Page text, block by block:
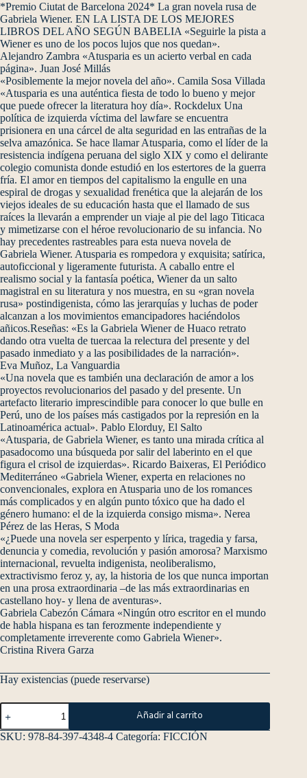
*Premio Ciutat de Barcelona 2024* La gran novela rusa de
Gabriela Wiener. EN LA LISTA DE LOS MEJORES
LIBROS DEL AÑO SEGÚN BABELIA «Seguirle la pista a
Wiener es uno de los pocos lujos que nos quedan».
Alejandro Zambra «Atusparia es un acierto verbal en cada
página». Juan José Millás
«Posiblemente la mejor novela del año». Camila Sosa Villada
«Atusparia es una auténtica fiesta de todo lo bueno y mejor
que puede ofrecer la literatura hoy día». Rockdelux Una
política de izquierda víctima del lawfare se encuentra
prisionera en una cárcel de alta seguridad en las entrañas de la
selva amazónica. Se hace llamar Atusparia, como el líder de la
resistencia indígena peruana del siglo XIX y como el delirante
colegio comunista donde estudió en los estertores de la guerra
fría. El amor en tiempos del capitalismo la engulle en una
espiral de drogas y sexualidad frenética que la alejarán de los
viejos ideales de su educación hasta que el llamado de sus
raíces la llevarán a emprender un viaje al pie del lago Titicaca
y mimetizarse con el héroe revolucionario de su infancia. No
hay precedentes rastreables para esta nueva novela de
Gabriela Wiener. Atusparia es rompedora y exquisita; satírica,
autoficcional y ligeramente futurista. A caballo entre el
realismo social y la fantasía poética, Wiener da un salto
magistral en su literatura y nos muestra, en su «gran novela
rusa» postindigenista, cómo las jerarquías y luchas de poder
alcanzan a los movimientos emancipadores haciéndolos
añicos.Reseñas: «Es la Gabriela Wiener de Huaco retrato
dando otra vuelta de tuercaa la relectura del presente y del
pasado inmediato y a las posibilidades de la narración».
Eva Muñoz, La Vanguardia
«Una novela que es también una declaración de amor a los
proyectos revolucionarios del pasado y del presente. Un
artefacto literario imprescindible para conocer lo que bulle en
Perú, uno de los países más castigados por la represión en la
Latinoamérica actual». Pablo Elorduy, El Salto
«Atusparia, de Gabriela Wiener, es tanto una mirada crítica al
pasadocomo una búsqueda por salir del laberinto en el que
figura el crisol de izquierdas». Ricardo Baixeras, El Periódico
Mediterráneo «Gabriela Wiener, experta en relaciones no
convencionales, explora en Atusparia uno de los romances
más complicados y en algún punto tóxico que ha dado el
género humano: el de la izquierda consigo misma». Nerea
Pérez de las Heras, S Moda
«¿Puede una novela ser esperpento y lírica, tragedia y farsa,
denuncia y comedia, revolución y pasión amorosa? Marxismo
internacional, revuelta indigenista, neoliberalismo,
extractivismo feroz y, ay, la historia de los que nunca importan
en una prosa extraordinaria –de las más extraordinarias en
castellano hoy- y llena de aventuras».
Gabriela Cabezón Cámara «Ningún otro escritor en el mundo
de habla hispana es tan ferozmente independiente y
completamente irreverente como Gabriela Wiener».
Cristina Rivera Garza
Hay existencias (puede reservarse)
Añadir al carrito
SKU: 978-84-397-4348-4 Categoría: FICCIÓN